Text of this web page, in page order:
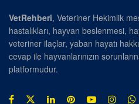
VetRehberi, Veteriner Hekimlik
hastalıkları, hayvan beslenmesi,
veteriner ilaçlar, yaban hayatı
cevap ile hayvanlarınızın
platformudur.